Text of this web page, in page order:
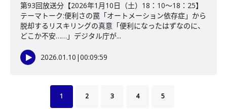
第93回放送分【2026年1月10日（土）18：10～18：25】
テーマトーク:便利さの罠「オートメーション依存症」から
脱却するリスキリングの真意「便利になったはずなのに、
どこか不安……」デジタル庁が...
2026.01.10 |00:09:59
1 2 3 4 5